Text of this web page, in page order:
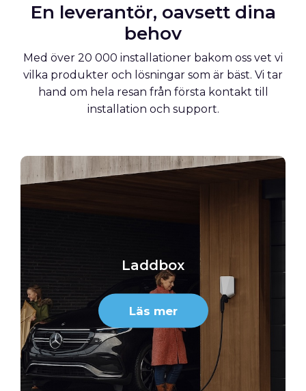
En leverantör, oavsett dina
behov
Med över 20 000 installationer bakom oss vet vi
vilka produkter och lösningar som är bäst. Vi tar
hand om hela resan från första kontakt till
installation och support.
Laddbox
Läs mer